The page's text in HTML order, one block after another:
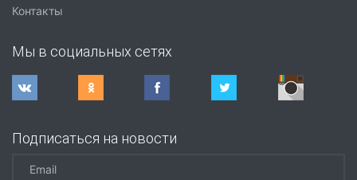
Контакты
Мы в социальных сетях
Подписаться на новости